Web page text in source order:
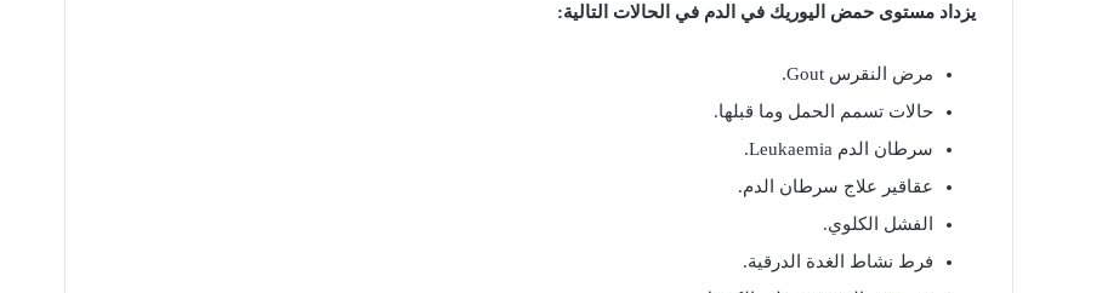
يزداد مستوى حمض اليوريك في الدم في الحالات التالية:
مرض النقرس
حالات تسمم الحمل وما قبلها.
سرطان الدم
عقاقير علاج سرطان الدم.
الفشل الكلوي.
فرط نشاط الغدة الدرقية.